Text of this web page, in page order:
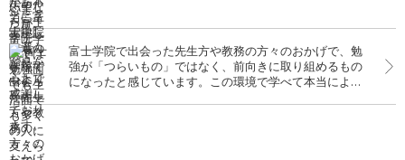
富士学院で出会った先生方や教務の方々のおかげで、勉
強が「つらいもの」ではなく、前向きに取り組めるもの
になったと感じています。この環境で学べて本当によか